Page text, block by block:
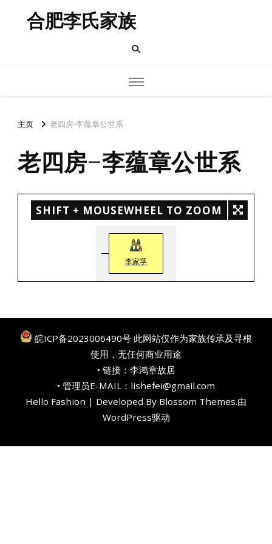
合肥李氏家族
主页 老四房-李蕴章公世系
老四房-李蕴章公世系
SHIFT + MOUSEWHEEL TO ZOOM
李家孚
皖ICP备2023006490号 此网站仅作为家族传承及寻根
使用，无任何商业用途
• 链接： 李鸿章故居
• 管理员E-MAIL：lishefei@gmail.com
Hello Fashion | Developed By Blossom Themes.由
WordPress驱动